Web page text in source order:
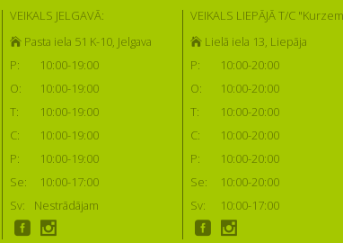
VEIKALS JELGAVĀ:
Pasta iela 51 K-10, Jelgava
P:
10:00-19:00
O:
10:00-19:00
T:
10:00-19:00
C:
10:00-19:00
P:
10:00-19:00
Se:
10:00-17:00
Sv:
Nestrādājam
VEIKALS LIEPĀJĀ T/C
Lielā iela 13, Liepāja
P:
10:00-20:00
O:
10:00-20:00
T:
10:00-20:00
C:
10:00-20:00
P:
10:00-20:00
Se:
10:00-20:00
Sv:
10:00-17:00